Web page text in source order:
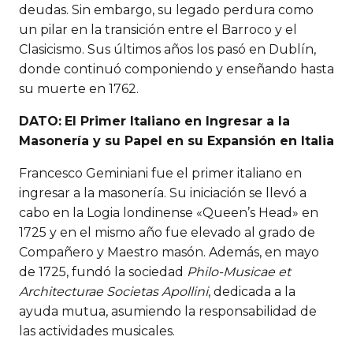
deudas. Sin embargo, su legado perdura como
un pilar en la transición entre el Barroco y el
Clasicismo. Sus últimos años los pasó en Dublín,
donde continuó componiendo y enseñando hasta
su muerte en 1762.
DATO: El Primer Italiano en Ingresar a la
Masonería y su Papel en su Expansión en Italia
Francesco Geminiani fue el primer italiano en
ingresar a la masonería. Su iniciación se llevó a
cabo en la Logia londinense «Queen’s Head» en
1725 y en el mismo año fue elevado al grado de
Compañero y Maestro masón. Además, en mayo
de 1725, fundó la sociedad Philo-Musicae et
Architecturae Societas Apollini, dedicada a la
ayuda mutua, asumiendo la responsabilidad de
las actividades musicales.